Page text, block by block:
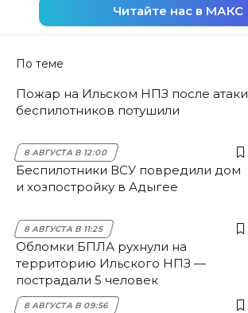
Читайте нас в МАКС
По теме
Пожар на Ильском НПЗ после атаки
беспилотников потушили
8 АВГУСТА В 12:00
Беспилотники ВСУ повредили дом
и хозпостройку в Адыгее
8 АВГУСТА В 11:25
Обломки БПЛА рухнули на
территорию Ильского НПЗ —
пострадали 5 человек
8 АВГУСТА В 09:56